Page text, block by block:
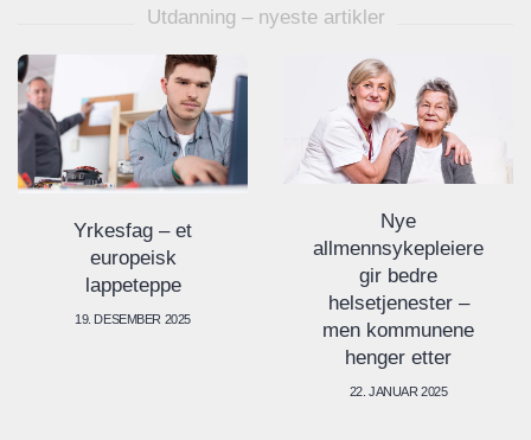
Utdanning – nyeste artikler
Yrkesfag – et
europeisk
lappeteppe
19. DESEMBER 2025
Nye
allmennsykepleiere
gir bedre
helsetjenester –
men kommunene
henger etter
22. JANUAR 2025